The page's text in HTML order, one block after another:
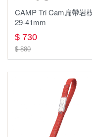
腰帶
CAMP Tri Cam扁帶岩
29-41mm
$ 730
$ 880